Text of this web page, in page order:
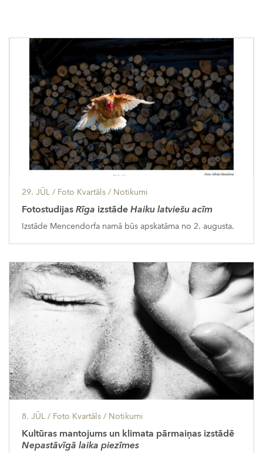
29. JŪL / Foto Kvartāls / Notikumi
FotostudijasRīga izstādeHaiku latviešu acīm
Izstāde Mencendorfa namā būs apskatāma no 2. augusta.
8. JŪL / Foto Kvartāls / Notikumi
Kultūras mantojums un klimata pārmaiņas izstādē
Nepastāvīgā laika piezīmes